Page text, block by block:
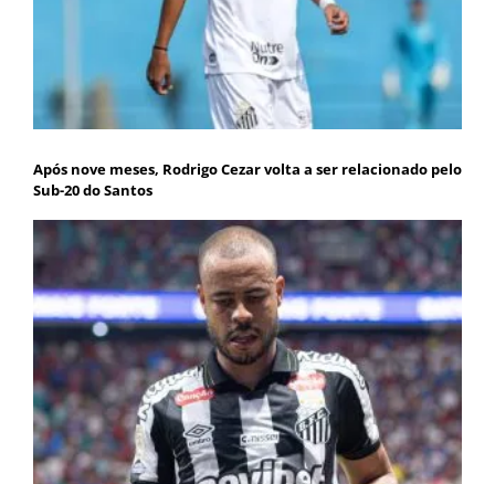
Após nove meses, Rodrigo Cezar volta a ser relacionado pelo
Sub-20 do Santos